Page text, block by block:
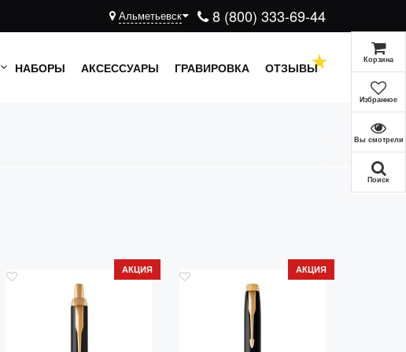
8 (800) 333-69-44
Альметьевск
НАБОРЫ АКСЕССУАРЫ ГРАВИРОВКА ОТЗЫВЫ
АКЦИЯ АКЦИЯ
Корзина
Избранное
Вы смотрели
Поиск